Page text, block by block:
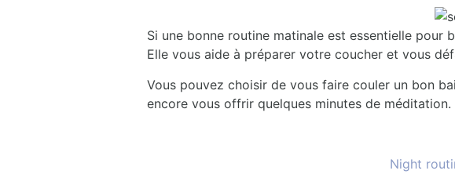
Si une bonne routine matinale est essentielle pour
Elle vous aide à préparer votre coucher et vous
Vous pouvez choisir de vous faire couler un bon
encore vous offrir quelques minutes de méditation.
Night